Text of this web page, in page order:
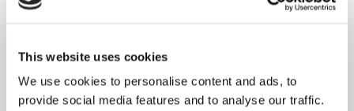
This website uses cookies
We use cookies to personalise content and ads, to
provide social media features and to analyse our traffic.
MG/S FUTURISTIC BLUE
LEGGI TUTTO
MG/S FUTURISTIC WHITE